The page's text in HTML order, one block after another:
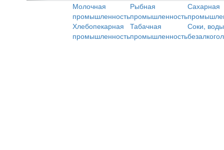
Молочная
промышленность
Рыбная
промышленность
Сахарная
Хлебопекарная
промышленность
Табачная
промышленность
Соки,